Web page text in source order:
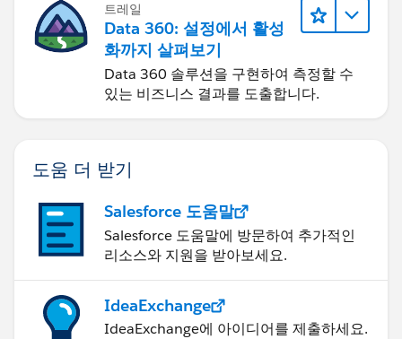
트레일
Data 360: 설정에서 활성
화까지 살펴보기
Data 360 솔루션을 구현하여 측정할 수
있는 비즈니스 결과를 도출합니다.
도움 더 받기
Salesforce 도움말
Salesforce 도움말에 방문하여 추가적인
리소스와 지원을 받아보세요.
IdeaExchange
IdeaExchange에 아이디어를 제출하세요.